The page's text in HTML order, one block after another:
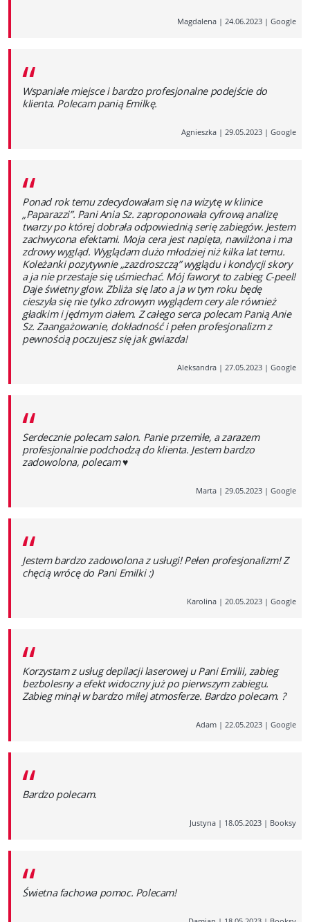
Magdalena | 24.06.2023 | Google
“
Wspaniałe miejsce i bardzo profesjonalne podejście do
klienta. Polecam panią Emilkę.
Agnieszka | 29.05.2023 | Google
“
Ponad rok temu zdecydowałam się na wizytę w klinice
„Paparazzi”. Pani Ania Sz. zaproponowała cyfrową analizę
twarzy po której dobrała odpowiednią serię zabiegów. Jestem
zachwycona efektami. Moja cera jest napięta, nawilżona i ma
zdrowy wygląd. Wyglądam dużo młodziej niż kilka lat temu.
Koleżanki pozytywnie „zazdroszczą” wyglądu i kondycji skory
a ja nie przestaje się uśmiechać. Mój faworyt to zabieg C-peel!
Daje świetny glow. Zbliża się lato a ja w tym roku będę
cieszyła się nie tylko zdrowym wyglądem cery ale również
gładkim i jędrnym ciałem. Z całego serca polecam Panią Anie
Sz. Zaangażowanie, dokładność i pełen profesjonalizm z
pewnością poczujesz się jak gwiazda!
Aleksandra | 27.05.2023 | Google
“
Serdecznie polecam salon. Panie przemiłe, a zarazem
profesjonalnie podchodzą do klienta. Jestem bardzo
zadowolona, polecam ♥️
Marta | 29.05.2023 | Google
“
Jestem bardzo zadowolona z usługi! Pełen profesjonalizm! Z
chęcią wrócę do Pani Emilki :)
Karolina | 20.05.2023 | Google
“
Korzystam z usług depilacji laserowej u Pani Emilii, zabieg
bezbolesny a efekt widoczny już po pierwszym zabiegu.
Zabieg minął w bardzo miłej atmosferze. Bardzo polecam. ?
Adam | 22.05.2023 | Google
“
Bardzo polecam.
Justyna | 18.05.2023 | Booksy
“
Świetna fachowa pomoc. Polecam!